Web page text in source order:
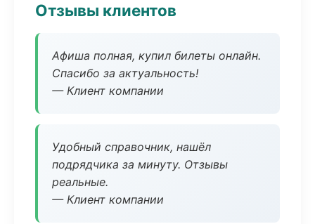
Отзывы клиентов
Афиша полная, купил билеты онлайн.
Спасибо за актуальность!
— Клиент компании
Удобный справочник, нашёл
подрядчика за минуту. Отзывы
реальные.
— Клиент компании